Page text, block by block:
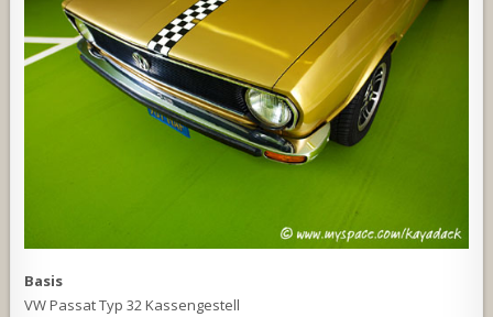
Basis
VW Passat Typ 32 Kassengestell